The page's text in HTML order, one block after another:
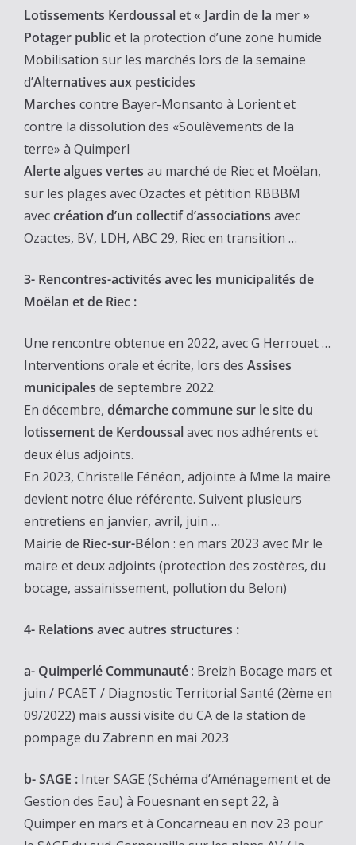
Lotissements Kerdoussal et « Jardin de la mer »
Potager publicet la protection d’une zone humide
Mobilisation sur les marchés lors de la semaine
d’Alternatives aux pesticides
Marches contre Bayer-Monsanto à Lorient et
contre la dissolution des «Soulèvements de la
terre» à Quimperl
Alerte algues vertes au marché de Riec et Moëlan,
sur les plages avec Ozactes et pétition RBBBM
aveccréation d’un collectif d’associations avec
Ozactes, BV, LDH, ABC 29, Riec en transition …
3- Rencontres-activités avec les municipalités de
Moëlan et de Riec :
Une rencontre obtenue en 2022, avec G Herrouet …
Interventions orale et écrite, lors des Assises
municipales de septembre 2022.
En décembre, démarche commune sur le site du
lotissement de Kerdoussalavec nos adhérents et
deux élus adjoints.
En 2023, Christelle Fénéon, adjointe à Mme la maire
devient notre élue référente. Suivent plusieurs
entretiens en janvier, avril, juin …
Mairie de Riec-sur-Bélon : en mars 2023 avec Mr le
maire et deux adjoints (protection des zostères, du
bocage, assainissement, pollution du Belon)
4- Relations avec autres structures :
a- Quimperlé Communauté: Breizh Bocage mars et
juin / PCAET / Diagnostic Territorial Santé (2ème en
09/2022) mais aussi visite du CA de la station de
pompage du Zabrenn en mai 2023
b- SAGE : Inter SAGE (Schéma d’Aménagement et de
Gestion des Eau) à Fouesnant en sept 22, à
Quimper en mars et à Concarneau en nov 23 pour